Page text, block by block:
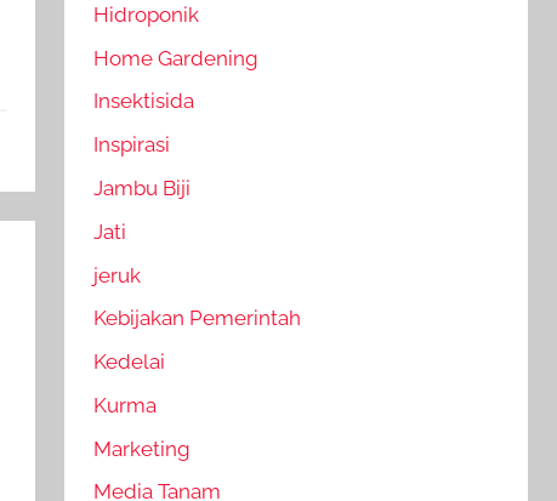
Hidroponik
Home Gardening
Insektisida
Inspirasi
Jambu Biji
Jati
jeruk
Kebijakan Pemerintah
Kedelai
Kurma
Marketing
Media Tanam